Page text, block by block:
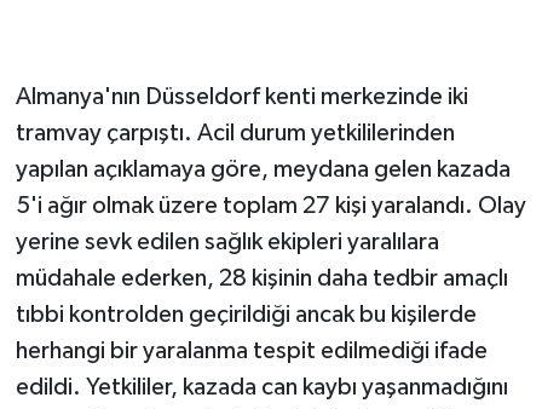
Almanya'nın Düsseldorf kenti merkezinde iki
tramvay çarpıştı. Acil durum yetkililerinden
yapılan açıklamaya göre, meydana gelen kazada
5'i ağır olmak üzere toplam 27 kişi yaralandı. Olay
yerine sevk edilen sağlık ekipleri yaralılara
müdahale ederken, 28 kişinin daha tedbir amaçlı
tıbbi kontrolden geçirildiği ancak bu kişilerde
herhangi bir yaralanma tespit edilmediği ifade
edildi. Yetkililer, kazada can kaybı yaşanmadığını